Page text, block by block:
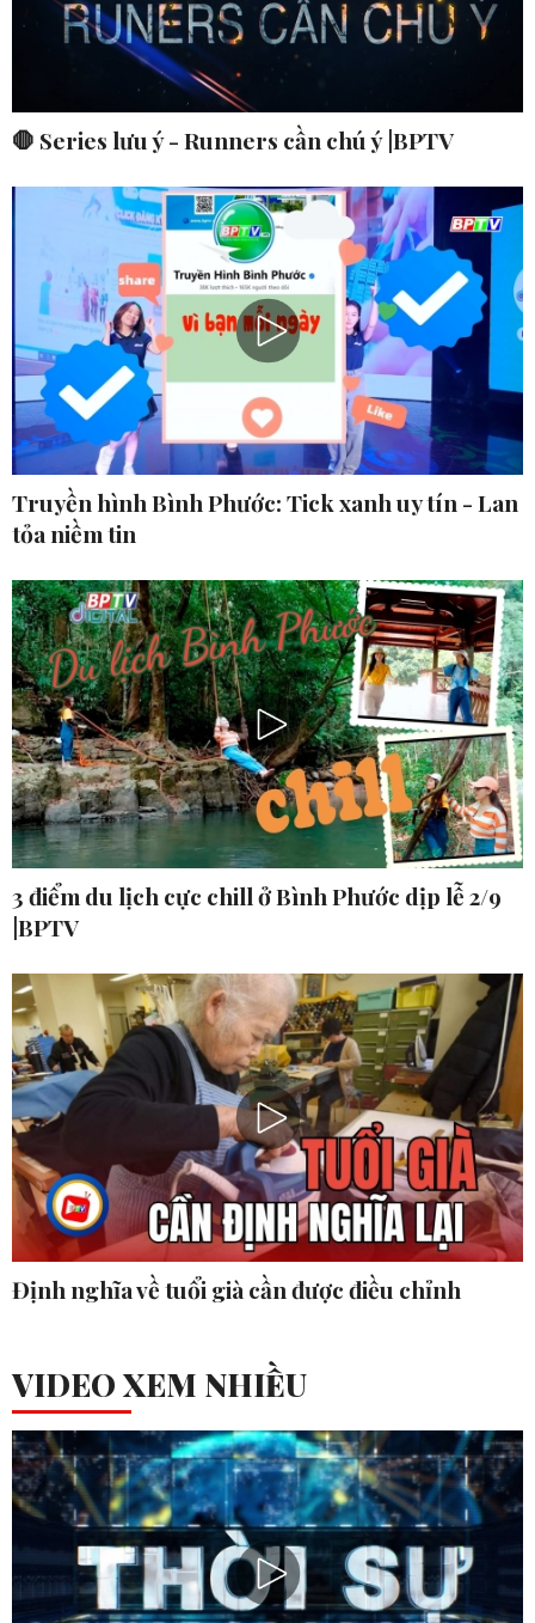
🛑 Series lưu ý - Runners cần chú ý |BPTV
Truyền hình Bình Phước: Tick xanh uy tín - Lan
tỏa niềm tin
3 điểm du lịch cực chill ở Bình Phước dịp lễ 2/9
|BPTV
Định nghĩa về tuổi già cần được điều chỉnh
VIDEO XEM NHIỀU